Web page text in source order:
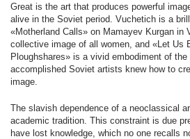
Great is the art that produces powerful
alive in the Soviet period. Vuchetich is a
«Motherland Calls» on Mamayev Kurgan in
collective image of all women, and «Let Us
Ploughshares» is a vivid embodiment of the
accomplished Soviet artists knew how to
image.
The slavish dependence of a neoclassical
academic tradition. This constraint is due
have lost knowledge, which no one recalls